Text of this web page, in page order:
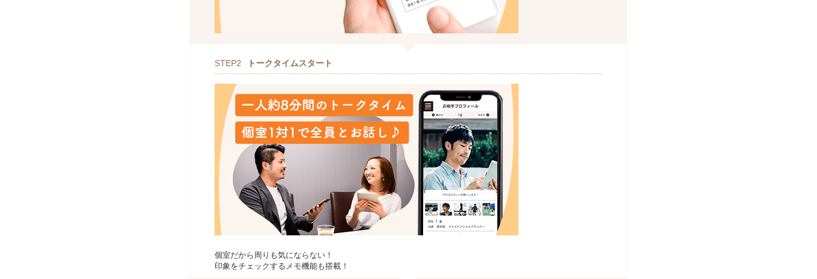
STEP2 トークタイムスタート
個室だから周りも気にならない！
印象をチェックするメモ機能も搭載！